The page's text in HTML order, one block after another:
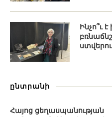
Ինչո՞ւ
ընտրանի
Հայոց ցեղասպանության